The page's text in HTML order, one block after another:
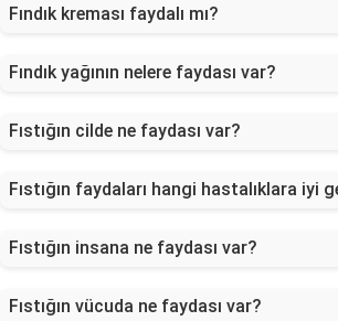
Fındık kreması faydalı mı?
Fındık yağının nelere faydası var?
Fıstığın cilde ne faydası var?
Fıstığın faydaları hangi hastalıklara iyi
Fıstığın insana ne faydası var?
Fıstığın vücuda ne faydası var?